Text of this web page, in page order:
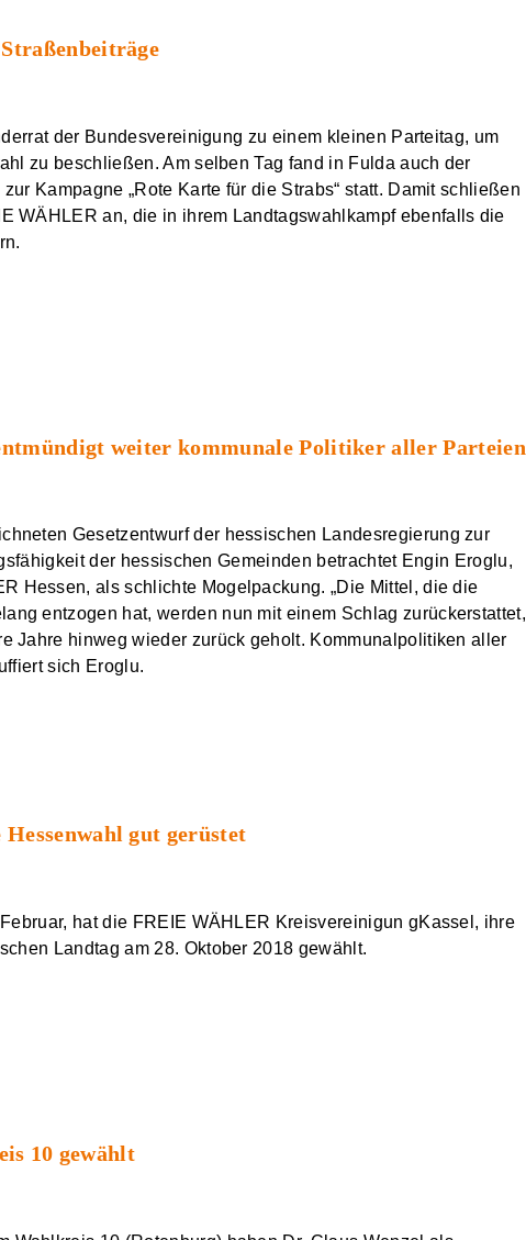
der Bundesvereinigung zu einem kleinen Parteitag, um
zu beschließen. Am selben Tag fand in Fulda auch der
Kampagne „Rote Karte für die Strabs“ statt. Damit schließen
WÄHLER an, die in ihrem Landtagswahlkampf ebenfalls die
weiter kommunale Politiker aller Parteien
Gesetzentwurf der hessischen Landesregierung zur
der hessischen Gemeinden betrachtet Engin Eroglu,
Hessen, als schlichte Mogelpackung. „Die Mittel, die die
entzogen hat, werden nun mit einem Schlag zurückerstattet,
Jahre hinweg wieder zurück geholt. Kommunalpolitiken aller
sich Eroglu.
gut gerüstet
hat die FREIE WÄHLER Kreisvereinigun gKassel, ihre
Landtag am 28. Oktober 2018 gewählt.
10 gewählt